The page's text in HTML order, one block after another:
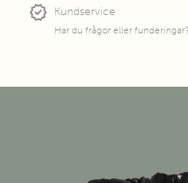
new_releases Kundservice
Har du frågor eller